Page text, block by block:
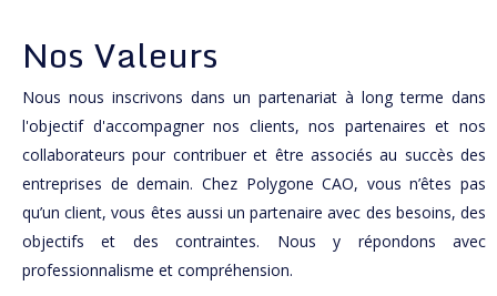
Nos Valeurs
Nous nous inscrivons dans un partenariat à long terme dans
l'objectif d'accompagner nos clients, nos partenaires et nos
collaborateurs pour contribuer et être associés au succès des
entreprises de demain. Chez Polygone CAO, vous n’êtes pas
qu’un client, vous êtes aussi un partenaire avec des besoins, des
objectifs et des contraintes. Nous y répondons avec
professionnalisme et compréhension.